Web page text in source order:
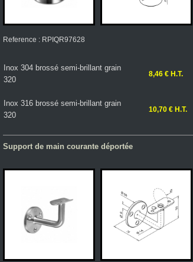
Reference : RPIQR97628
Inox 304 brossé semi-brillant grain
320
8,46 € H.T.
Inox 316 brossé semi-brillant grain
320
10,70 € H.T.
Support de main courante déportée